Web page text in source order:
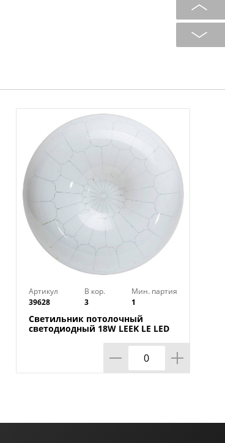
Артикул
39628
В кор.
3
Мин. партия
1
Светильник потолочный
светодиодный 18W LEEK LE LED